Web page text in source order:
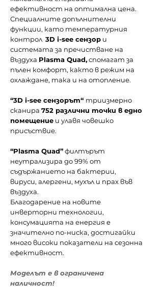
ефективност на оптимална цена.
Специалните допълнителни
функции, като температурния
контрол 3D i-see сензор и
системата за пречистване на
въздуха Plasma Quad,спомагат за
пълен комфорт, както в режим на
охлаждане, така и на отопление.
“3D i-see сензорът“ триизмерно
сканира 752 различни точки в едно
помещение и улавя човешко
присъствие.
“Plasma Quad”филтърът
неутрализира до 99% от
съдържанието на бактерии,
вируси, алергени, мухъл и прах във
въздуха.
Благодарение на новите
инверторни технологии,
консумацията на енергия е
значително по-ниска, достигайки
много високи показатели на сезонна
ефективност.
Моделът е в ограничена
наличност!